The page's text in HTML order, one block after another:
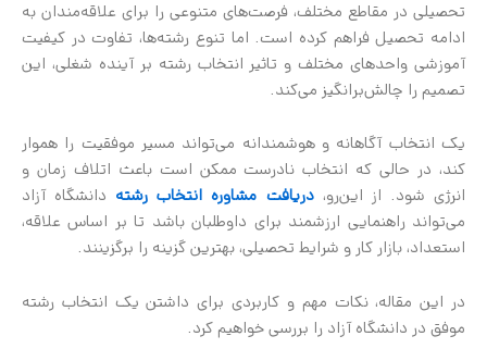
تحصیلی در مقاطع مختلف، فرصت‌های متنوعی را برای علاقه‌مندان به
ادامه تحصیل فراهم کرده است. اما تنوع رشته‌ها، تفاوت در کیفیت
آموزشی واحدهای مختلف و تاثیر انتخاب رشته بر آینده شغلی، این
تصمیم را چالش‌برانگیز می‌کند.
یک انتخاب آگاهانه و هوشمندانه می‌تواند مسیر موفقیت را هموار
کند، در حالی که انتخاب نادرست ممکن است باعث اتلاف زمان و
انرژی شود. از این‌رو،دریافت مشاوره انتخاب رشته دانشگاه آزاد
می‌تواند راهنمایی ارزشمند برای داوطلبان باشد تا بر اساس علاقه،
استعداد، بازار کار و شرایط تحصیلی، بهترین گزینه را برگزینند.
در این مقاله، نکات مهم و کاربردی برای داشتن یک انتخاب رشته
موفق در دانشگاه آزاد را بررسی خواهیم کرد.